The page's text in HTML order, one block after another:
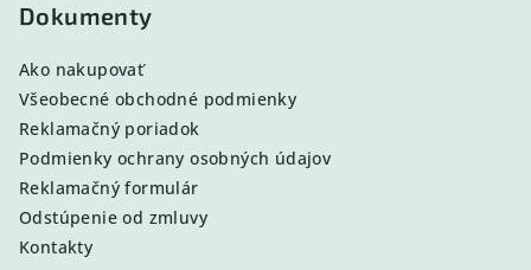
Dokumenty
Ako nakupovať
Všeobecné obchodné podmienky
Reklamačný poriadok
Podmienky ochrany osobných údajov
Reklamačný formulár
Odstúpenie od zmluvy
Kontakty